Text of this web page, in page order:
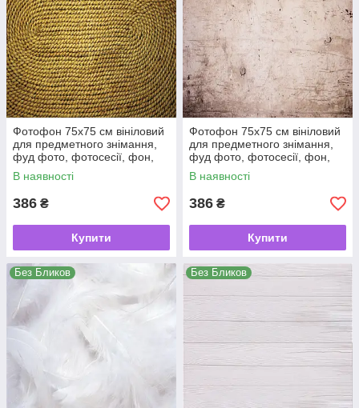
Фотофон 75х75 см вініловий
для предметного знімання,
фуд фото, фотосесії, фон,
кондитерський, для торта
В наявності
386 ₴
Купити
Фотофон 75х75 см вініловий
для предметного знімання,
фуд фото, фотосесії, фон,
кондитерський, для торта
В наявності
386 ₴
Купити
Без Бликов Без Бликов